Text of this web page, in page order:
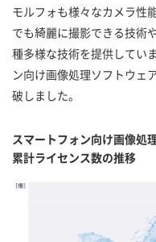
モルフォも様々なカメラ性
でも綺麗に撮影できる技術
種多様な技術を提供してい
ン向け画像処理ソフトウェ
破しました。
スマートフォン向け画像処
累計ライセンス数の推移